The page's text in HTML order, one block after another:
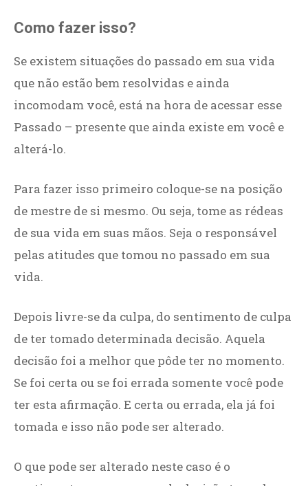
Como fazer isso?
Se existem situações do passado em sua vida
que não estão bem resolvidas e ainda
incomodam você, está na hora de acessar esse
Passado – presente que ainda existe em você e
alterá-lo.
Para fazer isso primeiro coloque-se na posição
de mestre de si mesmo. Ou seja, tome as rédeas
de sua vida em suas mãos. Seja o responsável
pelas atitudes que tomou no passado em sua
vida.
Depois livre-se da culpa, do sentimento de culpa
de ter tomado determinada decisão. Aquela
decisão foi a melhor que pôde ter no momento.
Se foi certa ou se foi errada somente você pode
ter esta afirmação. E certa ou errada, ela já foi
tomada e isso não pode ser alterado.
O que pode ser alterado neste caso é o